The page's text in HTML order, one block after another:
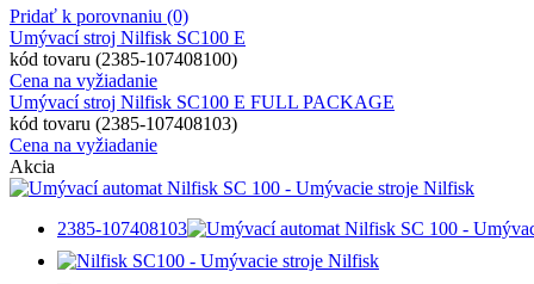
Pridať k porovnaniu (0)
Umývací stroj Nilfisk SC100 E
kód tovaru (2385-107408100)
Cena na vyžiadanie
Umývací stroj Nilfisk SC100 E FULL PACKAGE
kód tovaru (2385-107408103)
Cena na vyžiadanie
Akcia
2385-107408103